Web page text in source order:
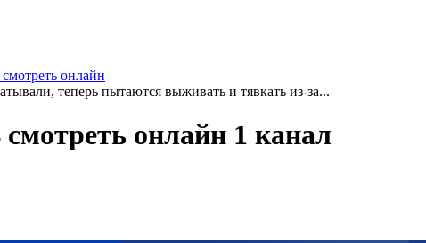
онлайн
теперь пытаются выживать и тявкать из-за...
онлайн 1 канал